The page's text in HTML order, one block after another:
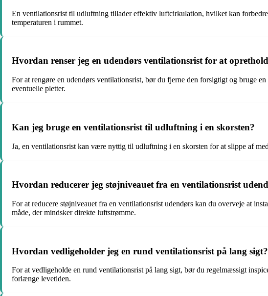
En ventilationsrist til udluftning tillader effektiv luftcirkulation, hvilket kan
temperaturen i rummet.
Hvordan renser jeg en udendørs ventilationsrist for at
For at rengøre en udendørs ventilationsrist, bør du fjerne den forsigtigt og bruge
eventuelle pletter.
Kan jeg bruge en ventilationsrist til udluftning i en skorsten?
Ja, en ventilationsrist kan være nyttig til udluftning i en skorsten for at slippe af
Hvordan reducerer jeg støjniveauet fra en ventilationsrist
For at reducere støjniveauet fra en ventilationsrist udendørs kan du overveje at
måde, der mindsker direkte luftstrømme.
Hvordan vedligeholder jeg en rund ventilationsrist på lang sigt?
For at vedligeholde en rund ventilationsrist på lang sigt, bør du regelmæssigt
forlænge levetiden.